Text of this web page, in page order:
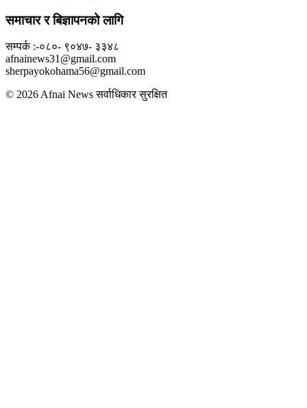
समाचार र बिज्ञापनको लागि
सम्पर्क :-०८०- ९०४७- ३३४८
afnainews31@gmail.com
sherpayokohama56@gmail.com
© 2026 Afnai News सर्वाधिकार सुरक्षित